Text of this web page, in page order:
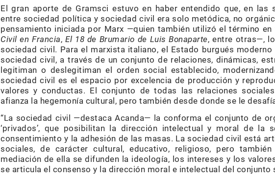
El gran aporte de Gramsci estuvo en haber entendido que, en las
entre sociedad política y sociedad civil era solo metódica, no
pensamiento iniciada por Marx —quien también utilizó el término
Civil en Francia,El 18 de Brumario de Luis Bonaparte, entre otras—,
sociedad civil. Para el marxista italiano, el Estado burgués
sociedad civil, a través de un conjunto de relaciones, dinámicas,
legitiman o deslegitiman el orden social establecido,
sociedad civil es el espacio por excelencia de producción y
valores y conductas. El conjunto de todas las relaciones
afianza la hegemonía cultural, pero también desde donde se le
“La sociedad civil —destaca Acanda— la conforma el conjunto de
‘privados’, que posibilitan la dirección intelectual y moral de la
consentimiento y la adhesión de las masas. La sociedad civil está
sociales, de carácter cultural, educativo, religioso, pero
mediación de ella se difunden la ideología, los intereses y los
se articula el consenso y la dirección moral e intelectual del conjunto